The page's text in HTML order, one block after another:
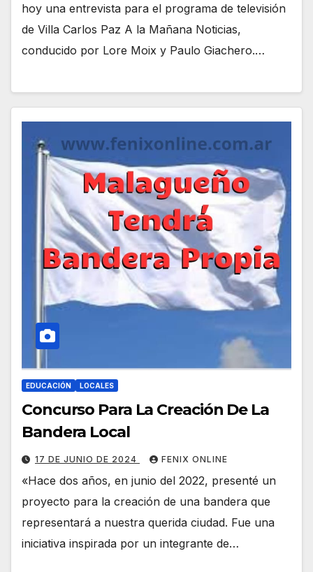
hoy una entrevista para el programa de televisión
de Villa Carlos Paz A la Mañana Noticias,
conducido por Lore Moix y Paulo Giachero.…
EDUCACIÓN LOCALES
Concurso Para La Creación De La
Bandera Local
17 DE JUNIO DE 2024 FENIX ONLINE
«Hace dos años, en junio del 2022, presenté un
proyecto para la creación de una bandera que
representará a nuestra querida ciudad. Fue una
iniciativa inspirada por un integrante de…